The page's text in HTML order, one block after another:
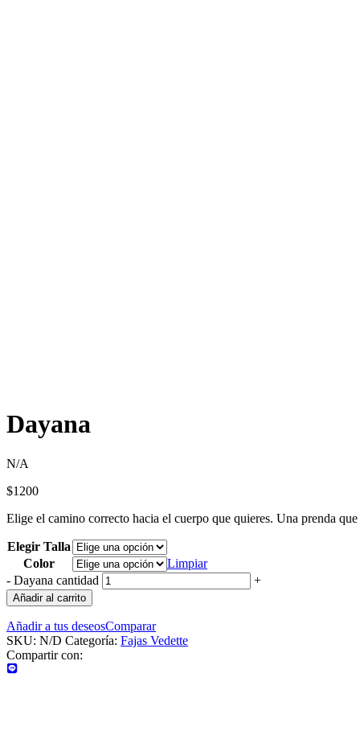
Dayana
N/A
$1200
Elige el camino correcto hacia el cuerpo que quieres. Una prenda
Elegir Talla
Color
Limpiar
- Dayana cantidad +
Añadir al carrito
Añadir a tus deseosComparar
SKU: N/D Categoría: Fajas Vedette
Compartir con: